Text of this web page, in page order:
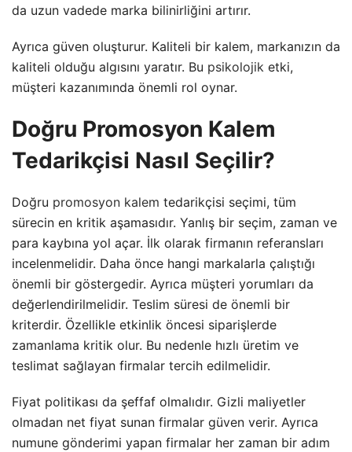
da uzun vadede marka bilinirliğini artırır.
Ayrıca güven oluşturur. Kaliteli bir kalem, markanızın da
kaliteli olduğu algısını yaratır. Bu psikolojik etki,
müşteri kazanımında önemli rol oynar.
Doğru Promosyon Kalem
Tedarikçisi Nasıl Seçilir?
Doğru promosyon kalem tedarikçisi seçimi, tüm
sürecin en kritik aşamasıdır. Yanlış bir seçim, zaman ve
para kaybına yol açar. İlk olarak firmanın referansları
incelenmelidir. Daha önce hangi markalarla çalıştığı
önemli bir göstergedir. Ayrıca müşteri yorumları da
değerlendirilmelidir. Teslim süresi de önemli bir
kriterdir. Özellikle etkinlik öncesi siparişlerde
zamanlama kritik olur. Bu nedenle hızlı üretim ve
teslimat sağlayan firmalar tercih edilmelidir.
Fiyat politikası da şeffaf olmalıdır. Gizli maliyetler
olmadan net fiyat sunan firmalar güven verir. Ayrıca
numune gönderimi yapan firmalar her zaman bir adım